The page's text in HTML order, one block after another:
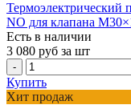
Термоэлектрический
NO для клапана
Есть в наличии
3 080 руб за шт
-
Купить
Хит продаж